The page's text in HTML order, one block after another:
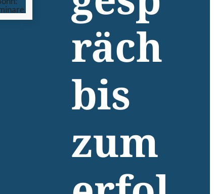
räch
bis
zum